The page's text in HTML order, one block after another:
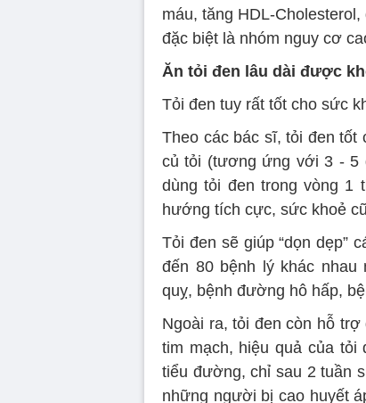
máu, tăng HDL-
đặc biệt là nhóm nguy cơ
Ăn tỏi đen lâu dài được
Tỏi đen tuy rất tốt cho sức
Theo các bác sĩ, tỏi đen
củ tỏi (tương ứng với 3 - 5
dùng tỏi đen trong vòng 1
hướng tích cực, sức khoẻ
Tỏi đen sẽ giúp “dọn dẹp”
đến 80 bệnh lý khác nhau
quỵ, bệnh đường hô hấp,
Ngoài ra, tỏi đen còn hỗ
tim mạch, hiệu quả của
tiểu đường, chỉ sau 2 tuần
những người bị cao huyết